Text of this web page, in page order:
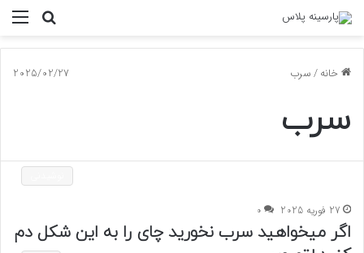
جستجو
خانه/سرب 2025/02/27
سرب
27 فوریه 2025 0
اگر میخواهید سرب نخورید چای را به این شکل دم